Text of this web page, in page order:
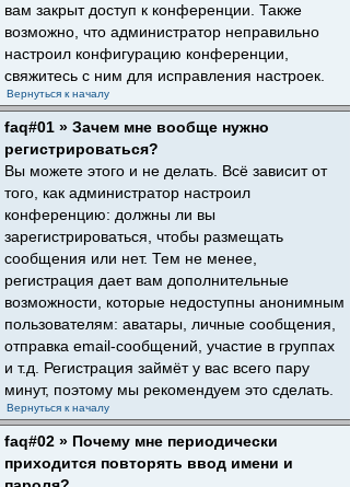
вам закрыт доступ к конференции. Также
возможно, что администратор неправильно
настроил конфигурацию конференции,
свяжитесь с ним для исправления настроек.
Вернуться к началу
faq#01 » Зачем мне вообще нужно
регистрироваться?
Вы можете этого и не делать. Всё зависит от
того, как администратор настроил
конференцию: должны ли вы
зарегистрироваться, чтобы размещать
сообщения или нет. Тем не менее,
регистрация дает вам дополнительные
возможности, которые недоступны анонимным
пользователям: аватары, личные сообщения,
отправка email-сообщений, участие в группах
и т.д. Регистрация займёт у вас всего пару
минут, поэтому мы рекомендуем это сделать.
Вернуться к началу
faq#02 » Почему мне периодически
приходится повторять ввод имени и